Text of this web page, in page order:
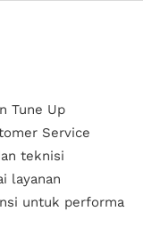
Tune Up
Service
teknisi
layanan
untuk performa